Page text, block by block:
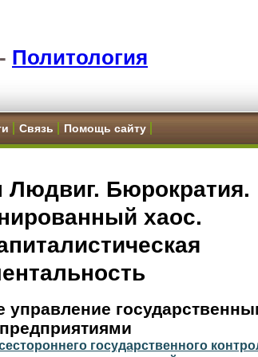
- Политология
Связь Помощь сайту
Бюрократия.
хаос.
управление
предприятиями
государственного